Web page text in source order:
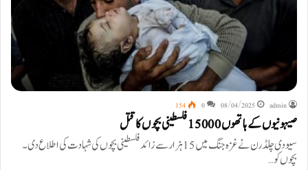
admin
08/04/2025
0
154
صیہونیوں کے ہاتھوں 15000 فلسطینی بچوں کا قتل
سیو دی چلڈرن نے غزہ جنگ میں 15 ہزار سے زائد فلسطینی بچوں کی شہادت کی اطلاع دی۔
بچوں کو…